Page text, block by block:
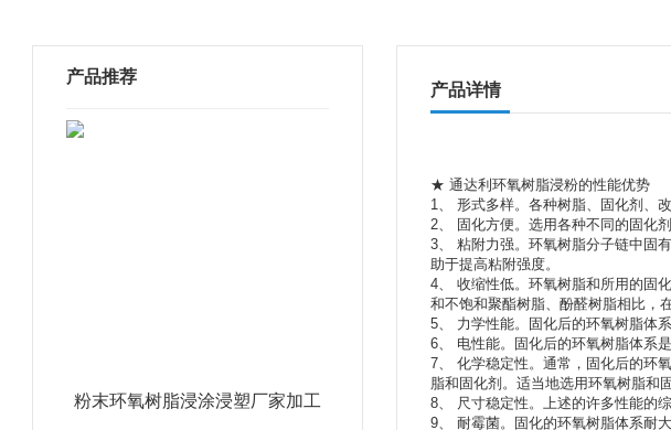
产品推荐
粉末环氧树脂浸涂浸塑厂家加工
产品详情
★ 通达利环氧树脂浸粉的性能优势
1、 形式多样。各种树脂、固化剂、
2、 固化方便。选用各种不同的固化
3、 粘附力强。环氧树脂分子链中固
助于提高粘附强度。
4、 收缩性低。环氧树脂和所用的固
和不饱和聚酯树脂、酚醛树脂相比，
5、 力学性能。固化后的环氧树脂体
6、 电性能。固化后的环氧树脂体系
7、 化学稳定性。通常，固化后的环
脂和固化剂。适当地选用环氧树脂和
8、 尺寸稳定性。上述的许多性能的
9、 耐霉菌。固化的环氧树脂体系耐